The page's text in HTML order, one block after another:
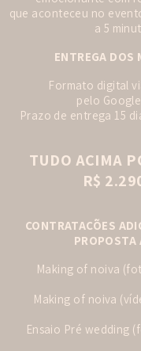
que aconteceu no
a 5
ENTREGA DOS
Formato digital
pelo
Prazo de entrega 15
TUDO ACIMA
R$
CONTRATAÇÕES
PROPOSTA
Making of noiva
Making of noiva
Ensaio Pré wedding